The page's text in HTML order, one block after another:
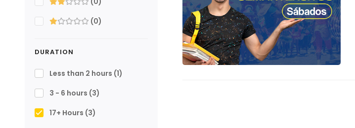
(0)
DURATION
Less than 2 hours (1)
3 - 6 hours (3)
17+ Hours (3)